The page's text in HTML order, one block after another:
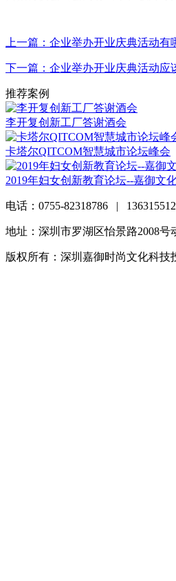
上一篇：企业举办开业庆典活动有
下一篇：企业举办开业庆典活动应
推荐案例
李开复创新工厂答谢酒会
卡塔尔QITCOM智慧城市论坛峰会
2019年妇女创新教育论坛--嘉御文
电话：0755-82318786 |
地址：深圳市罗湖区怡景路2008号
版权所有：深圳嘉御时尚文化科技